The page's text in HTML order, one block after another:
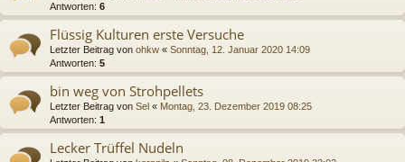
Antworten: 6
Flüssig Kulturen erste Versuche
Letzter Beitrag von ohkw « Sonntag, 12. Januar 2020 14:09
Antworten: 5
bin weg von Strohpellets
Letzter Beitrag von Sel « Montag, 23. Dezember 2019 08:25
Antworten: 1
Lecker Trüffel Nudeln